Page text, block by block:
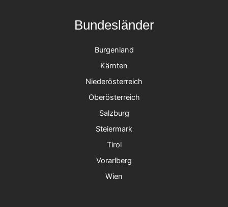
Bundesländer
Burgenland
Kärnten
Niederösterreich
Oberösterreich
Salzburg
Steiermark
Tirol
Vorarlberg
Wien